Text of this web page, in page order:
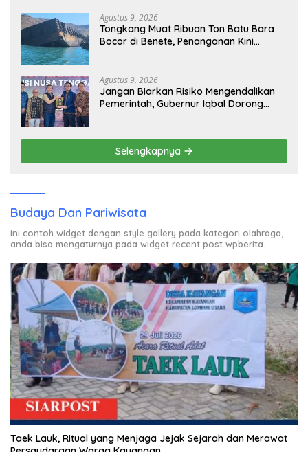
Agustus 9, 2026
Tongkang Muat Ribuan Ton Batu Bara
Bocor di Benete, Penanganan Kini
Agustus 9, 2026
Jangan Biarkan Risiko Mengendalikan
Pemerintah, Gubernur Iqbal Dorong
Selengkapnya
Budaya Dan Pariwisata
Ini contoh widget dengan style gallery pada kategori olahraga,
anda bisa mengaturnya pada widget recent post wpberita.
Taek Lauk, Ritual yang Menjaga Jejak Sejarah dan Merawat